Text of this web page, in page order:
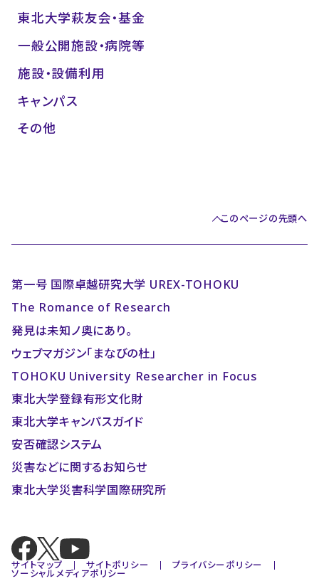
東北大学萩友会・基金
一般公開施設・病院等
施設・設備利用
キャンパス
その他
このページの先頭へ
第一号 国際卓越研究大学 UREX-TOHOKU
The Romance of Research
発見は未知ノ奥にあり。
ウェブマガジン「まなびの杜」
TOHOKU University Researcher in Focus
東北大学登録有形文化財
東北大学キャンパスガイド
安否確認システム
災害などに関するお知らせ
東北大学災害科学国際研究所
サイトマップ サイトポリシー プライバシーポリシー
ソーシャルメディアポリシー